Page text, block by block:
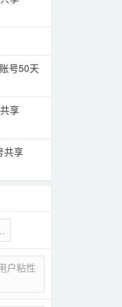
号50天
享
共享
户粘性